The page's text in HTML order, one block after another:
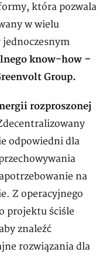
która pozwala
w wielu
jednoczesnym
know-how –
Group.
rozproszonej
odpowiedni dla
na
Z operacyjnego
projektu ściśle
znaleźć
rozwiązania dla